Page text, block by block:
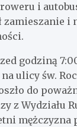
i
zamieszanie i
godziną
ulicy św.
do
z Wydziału
mężczyzna